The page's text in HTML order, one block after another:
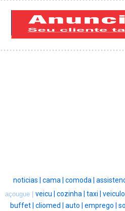
noticias | cama | comoda |
açougue | veicu | cozinha | taxi |
buffet | cliomed | auto | emprego |